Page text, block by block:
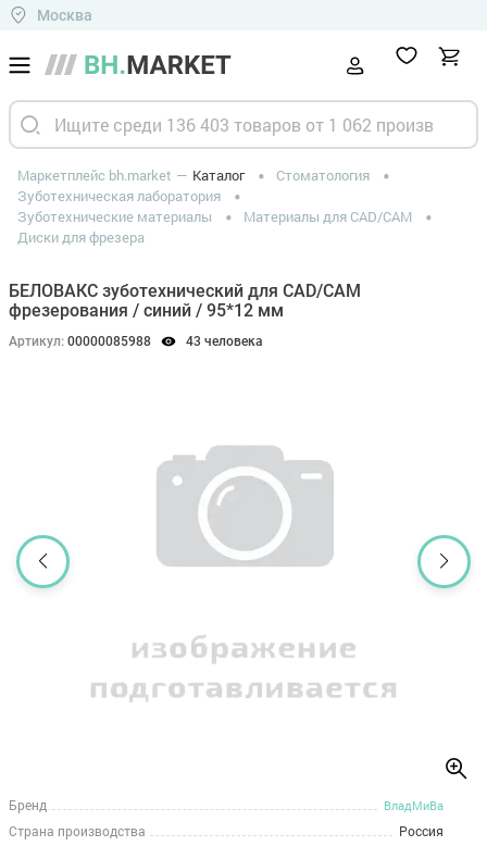
Москва
Маркетплейс bh.market Каталог
Стоматология
Зуботехническая лаборатория
Зуботехнические материалы
Материалы для CAD/CAM
Диски для фрезера
БЕЛОВАКС зуботехнический для CAD/CAM
фрезерования / синий / 95*12 мм
Артикул: 00000085988 43 человека
Бренд ВладМиВа
Страна производства Россия